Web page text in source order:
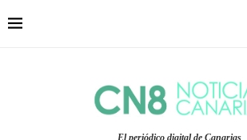
El periódico digital de Canarias